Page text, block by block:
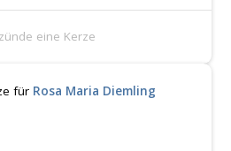
eine Kerze
für Rosa Maria Diemling